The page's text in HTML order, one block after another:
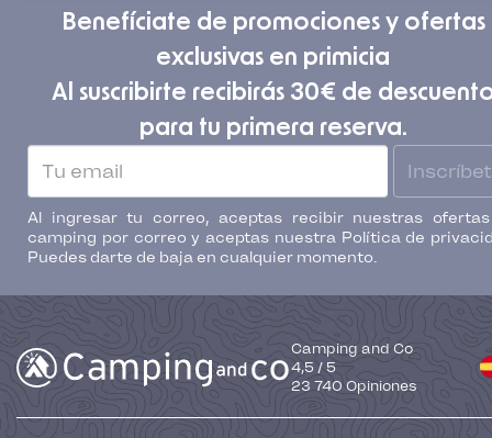
Benefíciate de promociones y ofertas
exclusivas en primicia
Al suscribirte recibirás 30€ de
para tu primera reserva.
Al ingresar tu correo, aceptas recibir nuestras
camping por correo y aceptas nuestra Política de
Puedes darte de baja en cualquier momento.
Camping and Co
4,5 / 5
23 740 Opiniones